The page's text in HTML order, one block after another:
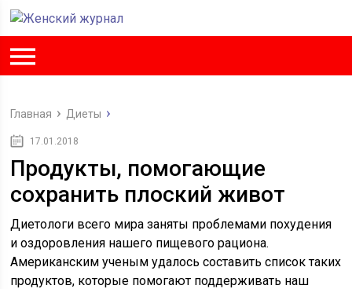
Главная Диеты
17.01.2018
Продукты, помогающие
сохранить плоский живот
Диетологи всего мира заняты проблемами похудения
и оздоровления нашего пищевого рациона.
Американским ученым удалось составить список таких
продуктов, которые помогают поддерживать наш